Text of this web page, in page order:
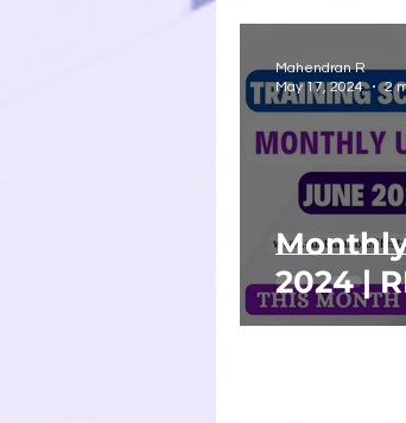
2024 |
Mahendran R
May 17, 2024
2